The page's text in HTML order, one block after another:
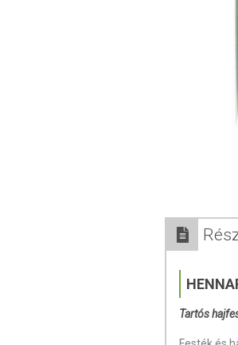
Tartós